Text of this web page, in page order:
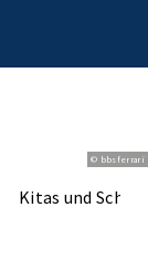
© bbsferrari
Kitas und